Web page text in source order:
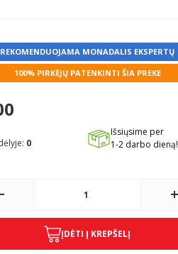
REKOMENDUOJAMA MONADALIS EKSPERTŲ
100% PIRKĖJŲ PATENKINTI ŠIA PREKE
0
Išsiųsime per
1-2 darbo dieną!
ĮDĖTI Į KREPŠELĮ